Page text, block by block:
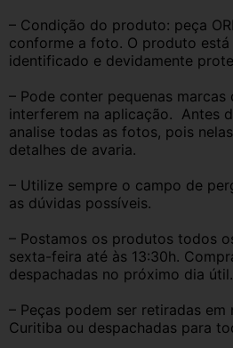
– Condição do produto: peça
conforme a foto. O produto
identificado e devidamente
– Pode conter pequenas marcas
interferem na aplicação.  Antes
analise todas as fotos, pois
detalhes de avaria.
– Utilize sempre o campo de
as dúvidas possíveis.
– Postamos os produtos todos
sexta-feira até às 13:30h.
despachadas no próximo dia útil.
– Peças podem ser retiradas em
Curitiba ou despachadas para